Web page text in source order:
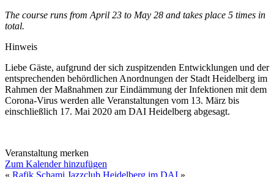
The course runs from April 23 to May 28 and takes place 5 times in
total.
Hinweis
Liebe Gäste, aufgrund der sich zuspitzenden Entwicklungen und der
entsprechenden behördlichen Anordnungen der Stadt Heidelberg im
Rahmen der Maßnahmen zur Eindämmung der Infektionen mit dem
Corona-Virus werden alle Veranstaltungen vom 13. März bis
einschließlich 17. Mai 2020 am DAI Heidelberg abgesagt.
Veranstaltung merken
Zum Kalender hinzufügen
« Rafik Schami Jazzclub Heidelberg im DAI »